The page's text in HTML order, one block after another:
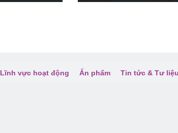
Lĩnh vực hoạt động Ấn phẩm Tin tức & Tư liệu